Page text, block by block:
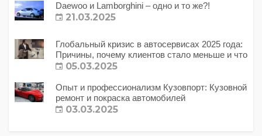
Daewoo и Lamborghini – одно и то же?!
21.03.2025
Глобальный кризис в автосервисах 2025 года:
Причины, почему клиентов стало меньше и что
с этим делать?
05.03.2025
Опыт и профессионализм Кузовпорт: Кузовной
ремонт и покраска автомобилей
03.03.2025